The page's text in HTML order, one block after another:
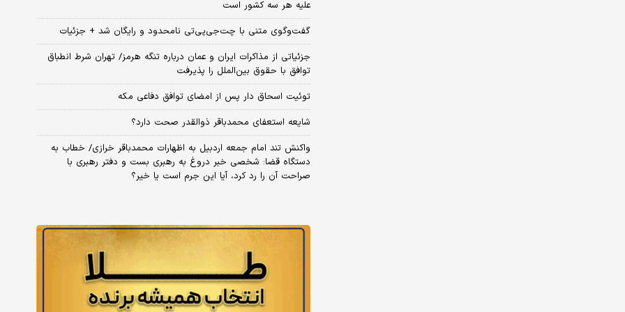
علیه هر سه کشور است
گفت‌وگوی متنی با چت‌جی‌پی‌تی نامحدود و رایگان شد + جزئیات
جزئیاتی از مذاکرات ایران و عمان درباره تنگه هرمز/ تهران شرط انطباق
توافق با حقوق بین‌الملل را پذیرفت
توئیت اسحاق دار پس از امضای توافق دفاعی مکه
شایعه استعفای محمدباقر ذوالقدر صحت دارد؟
واکنش تند امام جمعه اردبیل به اظهارات محمدباقر خرازی/ خطاب به
دستگاه قضا: شخصی خبر دروغ به رهبری بست و دفتر رهبری با
صراحت آن را رد کرد، آیا این جرم است یا خیر؟